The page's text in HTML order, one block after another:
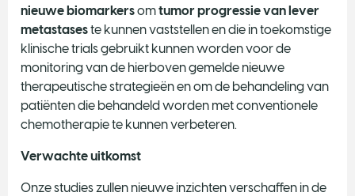
nieuwe biomarkersomtumor progressie van lever
metastaseste kunnen vaststellen en die in toekomstige
klinische trials gebruikt kunnen worden voor de
monitoring van de hierboven gemelde nieuwe
therapeutische strategieën en om de behandeling van
patiënten die behandeld worden met conventionele
chemotherapie te kunnen verbeteren.
Verwachte uitkomst
Onze studies zullen nieuwe inzichten verschaffen in de